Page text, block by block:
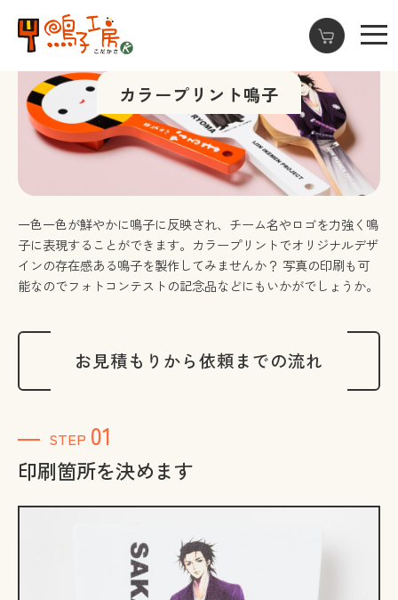
カラープリント鳴子
一色一色が鮮やかに鳴子に反映され、チーム名やロゴを力強く鳴
子に表現することができます。カラープリントでオリジナルデザ
インの存在感ある鳴子を製作してみませんか？ 写真の印刷も可
能なのでフォトコンテストの記念品などにもいかがでしょうか。
お見積もりから依頼までの流れ
STEP 01
印刷箇所を決めます